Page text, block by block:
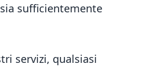
sufficientemente
servizi, qualsiasi